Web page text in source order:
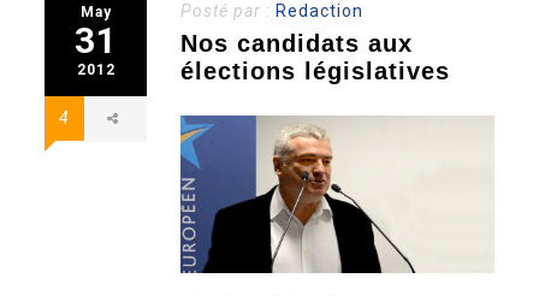
May
31
2012
4
Posté par : Redaction
Nos candidats aux
élections législatives